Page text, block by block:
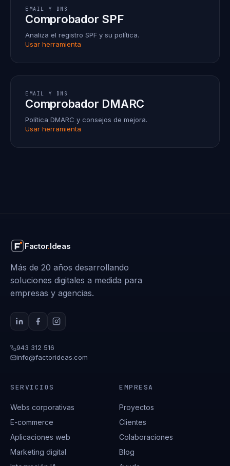
EMAIL Y DNS
Comprobador SPF
Analiza el registro SPF y su política.
Usar herramienta
EMAIL Y DNS
Comprobador DMARC
Política DMARC y consejos de mejora.
Usar herramienta
Factor.Ideas
Más de 20 años desarrollando
soluciones digitales a medida para
empresas y agencias.
943 312 516
info@factorideas.com
SERVICIOS
Webs corporativas
E-commerce
Aplicaciones web
Marketing digital
EMPRESA
Proyectos
Clientes
Colaboraciones
Blog